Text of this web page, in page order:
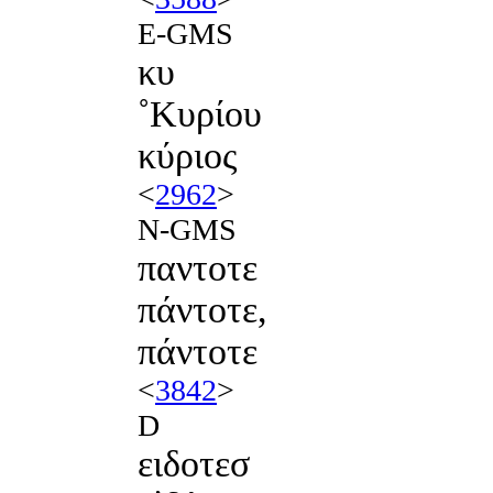
E-GMS
κυ
˚Κυρίου
κύριος
<2962>
N-GMS
παντοτε
πάντοτε,
πάντοτε
<3842>
D
ειδοτεσ